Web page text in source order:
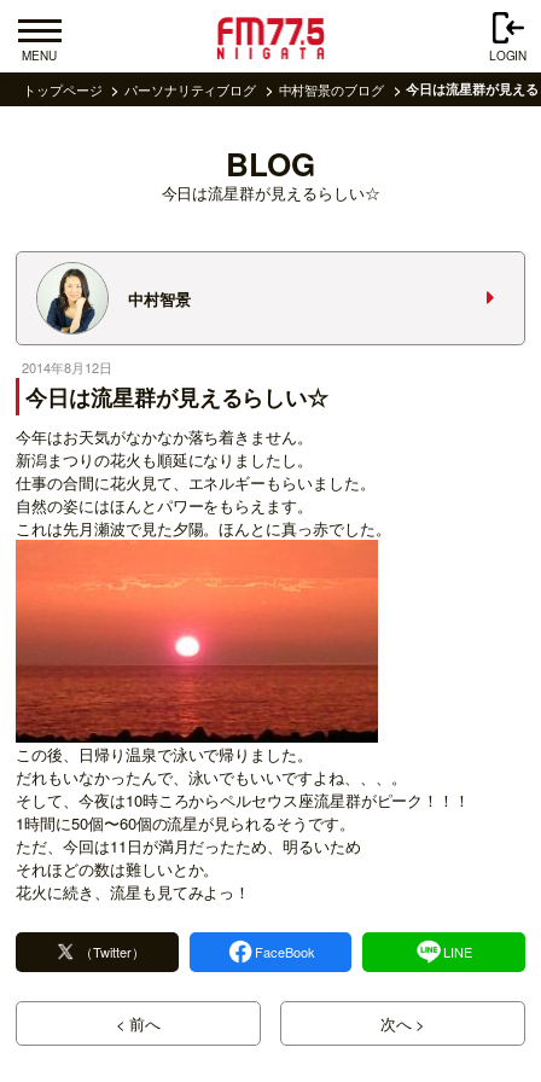
MENU LOGIN
トップページ パーソナリティブログ 中村智景のブログ 今日は流星群が見え
BLOG
今日は流星群が見えるらしい☆
中村智景
2014年8月12日
今日は流星群が見えるらしい☆
今年はお天気がなかなか落ち着きません。
新潟まつりの花火も順延になりましたし。
仕事の合間に花火見て、エネルギーもらいました。
自然の姿にはほんとパワーをもらえます。
これは先月瀬波で見た夕陽。ほんとに真っ赤でした。
この後、日帰り温泉で泳いで帰りました。
だれもいなかったんで、泳いでもいいですよね、、、。
そして、今夜は10時ころからペルセウス座流星群がピーク！！！
1時間に50個〜60個の流星が見られるそうです。
ただ、今回は11日が満月だったため、明るいため
それほどの数は難しいとか。
花火に続き、流星も見てみよっ！
（Twitter） FaceBook LINE
< 前へ 次へ >